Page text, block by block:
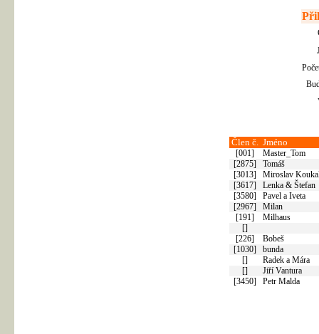
Člen č. Jméno
[001]
Master_Tom
[2875]
Tomáš
[3013]
Miroslav
[3617]
Lenka & Štefan
[3580]
Pavel a Iveta
[2967]
Milan
[191]
Milhaus
[]
[226]
Bobeš
[1030]
bunda
[]
Radek a Mára
[]
Jiří Vantura
[3450]
Petr Malda